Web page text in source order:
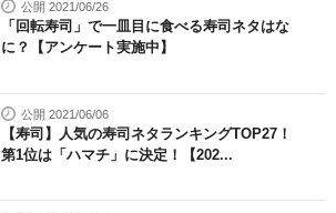
公開 2021/06/26
「回転寿司」で一皿目に食べる寿司ネタはな
に？【アンケート実施中】
公開 2021/06/06
【寿司】人気の寿司ネタランキングTOP27！
第1位は「ハマチ」に決定！【202...